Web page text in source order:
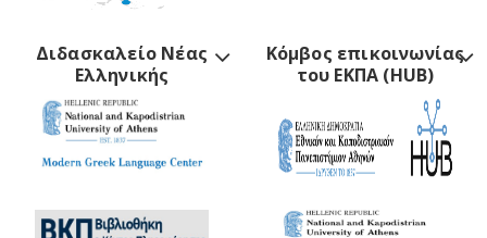
Διδασκαλείο Νέας
Ελληνικής
Κόμβος επικοινωνίας
του ΕΚΠΑ (HUB)